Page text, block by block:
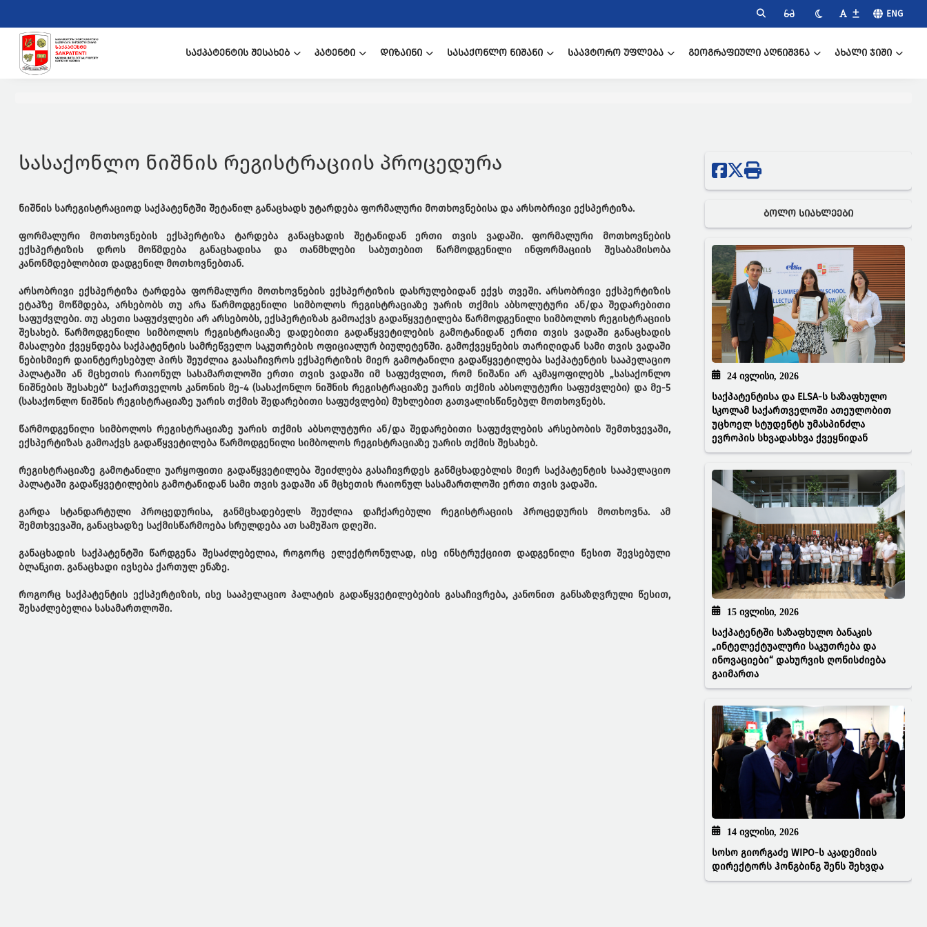
ENG
ᲡᲐᲥᲞᲐᲢᲔᲜᲢᲘᲡ ᲨᲔᲡᲐᲮᲔᲑ ᲞᲐᲢᲔᲜᲢᲘ ᲓᲘᲖᲐᲘᲜᲘ ᲡᲐᲡᲐᲥᲝᲜᲚᲝ ᲜᲘᲨᲐᲜᲘ ᲡᲐᲐᲕᲢᲝᲠᲝ ᲣᲤᲚᲔᲑᲐ ᲒᲔᲝᲒᲠᲐᲤᲘᲣᲚᲘ ᲐᲦᲜᲘᲨᲕᲜᲐ ᲐᲮᲐᲚᲘ ᲯᲘᲨᲘ
სასაქონლო ნიშნის რეგისტრაციის პროცედურა
ნიშნის სარეგისტრაციოდ საქპატენტში შეტანილ განაცხადს უტარდება ფორმალური მოთხოვნებისა და არსობრივი ექსპერტიზა.
ფორმალური მოთხოვნების ექსპერტიზა ტარდება განაცხადის შეტანიდან ერთი თვის ვადაში. ფორმალური მოთხოვნების
ექსპერტიზის დროს მოწმდება განაცხადისა და თანმხლები საბუთებით წარმოდგენილი ინფორმაციის შესაბამისობა
კანონმდებლობით დადგენილ მოთხოვნებთან.
არსობრივი ექსპერტიზა ტარდება ფორმალური მოთხოვნების ექსპერტიზის დასრულებიდან ექვს თვეში. არსობრივი ექსპერტიზის
ეტაპზე მოწმდება, არსებობს თუ არა წარმოდგენილი სიმბოლოს რეგისტრაციაზე უარის თქმის აბსოლუტური ან/და შედარებითი
საფუძვლები. თუ ასეთი საფუძვლები არ არსებობს, ექსპერტიზას გამოაქვს გადაწყვეტილება წარმოდგენილი სიმბოლოს რეგისტრაციის
შესახებ. წარმოდგენილი სიმბოლოს რეგისტრაციაზე დადებითი გადაწყვეტილების გამოტანიდან ერთი თვის ვადაში განაცხადის
მასალები ქვეყნდება საქპატენტის სამრეწველო საკუთრების ოფიციალურ ბიულეტენში. გამოქვეყნების თარიღიდან სამი თვის ვადაში
ნებისმიერ დაინტერესებულ პირს შეუძლია გაასაჩივროს ექსპერტიზის მიერ გამოტანილი გადაწყვეტილება საქპატენტის სააპელაციო
პალატაში ან მცხეთის რაიონულ სასამართლოში ერთი თვის ვადაში იმ საფუძვლით, რომ ნიშანი არ აკმაყოფილებს „სასაქონლო
ნიშნების შესახებ“ საქართველოს კანონის მე-4 (სასაქონლო ნიშნის რეგისტრაციაზე უარის თქმის აბსოლუტური საფუძვლები) და მე-5
(სასაქონლო ნიშნის რეგისტრაციაზე უარის თქმის შედარებითი საფუძვლები) მუხლებით გათვალისწინებულ მოთხოვნებს.
წარმოდგენილი სიმბოლოს რეგისტრაციაზე უარის თქმის აბსოლუტური ან/და შედარებითი საფუძვლების არსებობის შემთხვევაში,
ექსპერტიზას გამოაქვს გადაწყვეტილება წარმოდგენილი სიმბოლოს რეგისტრაციაზე უარის თქმის შესახებ.
რეგისტრაციაზე გამოტანილი უარყოფითი გადაწყვეტილება შეიძლება გასაჩივრდეს განმცხადებლის მიერ საქპატენტის სააპელაციო
პალატაში გადაწყვეტილების გამოტანიდან სამი თვის ვადაში ან მცხეთის რაიონულ სასამართლოში ერთი თვის ვადაში.
გარდა სტანდარტული პროცედურისა, განმცხადებელს შეუძლია დაჩქარებული რეგისტრაციის პროცედურის მოთხოვნა. ამ
შემთხვევაში, განაცხადზე საქმისწარმოება სრულდება ათ სამუშაო დღეში.
განაცხადის საქპატენტში წარდგენა შესაძლებელია, როგორც ელექტრონულად, ისე ინსტრუქციით დადგენილი წესით შევსებული
ბლანკით. განაცხადი ივსება ქართულ ენაზე.
როგორც საქპატენტის ექსპერტიზის, ისე სააპელაციო პალატის გადაწყვეტილებების გასაჩივრება, კანონით განსაზღვრული წესით,
შესაძლებელია სასამართლოში.
ᲑᲝᲚᲝ ᲡᲘᲐᲮᲚᲔᲔᲑᲘ
24 ᲘᲕᲚᲘᲡᲘ, 2026
საქპატენტისა და ELSA-ს საზაფხულო
სკოლამ საქართველოში ათეულობით
უცხოელ სტუდენტს უმასპინძლა
ევროპის სხვადასხვა ქვეყნიდან
15 ᲘᲕᲚᲘᲡᲘ, 2026
საქპატენტში საზაფხულო ბანაკის
„ინტელექტუალური საკუთრება და
ინოვაციები“ დახურვის ღონისძიება
გაიმართა
14 ᲘᲕᲚᲘᲡᲘ, 2026
სოსო გიორგაძე WIPO-ს აკადემიის
დირექტორს ჰონგბინგ შენს შეხვდა